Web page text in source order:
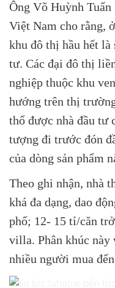
Ông Võ Huỳnh
Việt Nam cho rằng,
khu đô thị hầu hết là
tư. Các đại đô thị
nghiệp thuộc khu
hướng trên thị
thổ được nhà đầu tư
tượng đi trước đón
của dòng sản phẩm
Theo ghi nhận, nhà
khá đa dạng, dao
phố; 12- 15 tỉ/căn
villa. Phân khúc này
nhiều người mua